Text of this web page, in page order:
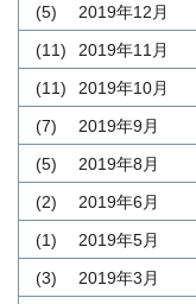
2019年12月
(5)
2019年11月
(11)
2019年10月
(11)
2019年9月
(7)
2019年8月
(5)
2019年6月
(2)
2019年5月
(1)
2019年3月
(3)